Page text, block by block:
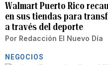
Walmart Puerto Rico
en sus tiendas para
a través del deporte
Por Redacción El Nuevo Día
NEGOCIOS